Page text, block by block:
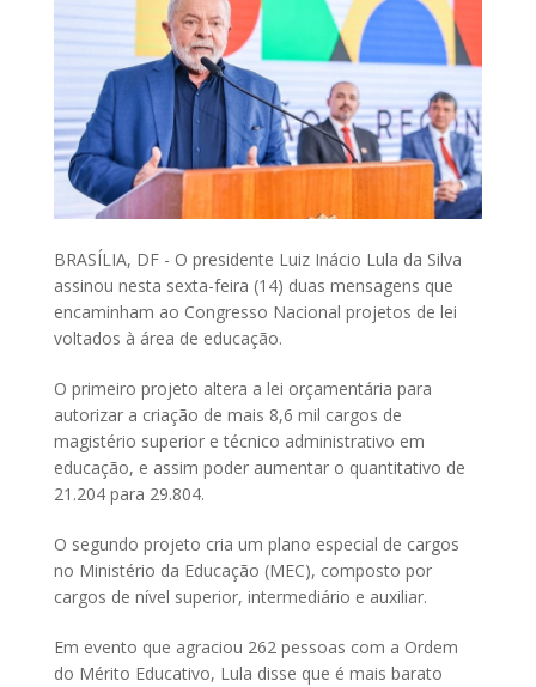
BRASÍLIA, DF - O presidente Luiz Inácio Lula da Silva
assinou nesta sexta-feira (14) duas mensagens que
encaminham ao Congresso Nacional projetos de lei
voltados à área de educação.
O primeiro projeto altera a lei orçamentária para
autorizar a criação de mais 8,6 mil cargos de
magistério superior e técnico administrativo em
educação, e assim poder aumentar o quantitativo de
21.204 para 29.804.
O segundo projeto cria um plano especial de cargos
no Ministério da Educação (MEC), composto por
cargos de nível superior, intermediário e auxiliar.
Em evento que agraciou 262 pessoas com a Ordem
do Mérito Educativo, Lula disse que é mais barato